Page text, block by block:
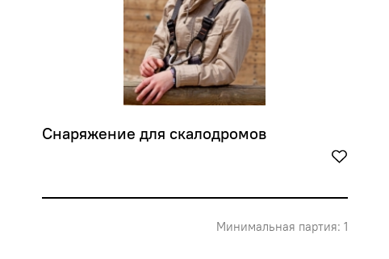
Снаряжение для скалодромов
Минимальная партия: 1